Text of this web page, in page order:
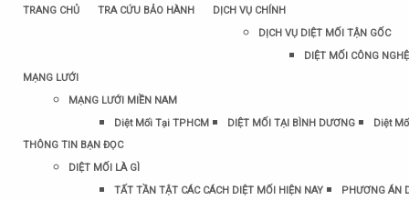
TRANG CHỦ TRA CỨU BẢO HÀNH
DỊCH VỤ CHÍNH
DỊCH VỤ DIỆT MỐI TẬN GỐC
DIỆT MỐI CÔNG
MẠNG LƯỚI
MẠNG LƯỚI MIỀN NAM
Diệt Mối Tại TPHCM
DIỆT MỐI TẠI BÌNH DƯƠNG
Diệt
THÔNG TIN BẠN ĐỌC
DIỆT MỐI LÀ GÌ
TẤT TẦN TẬT CÁC CÁCH DIỆT MỐI HIỆN NAY
PHƯƠNG ÁN